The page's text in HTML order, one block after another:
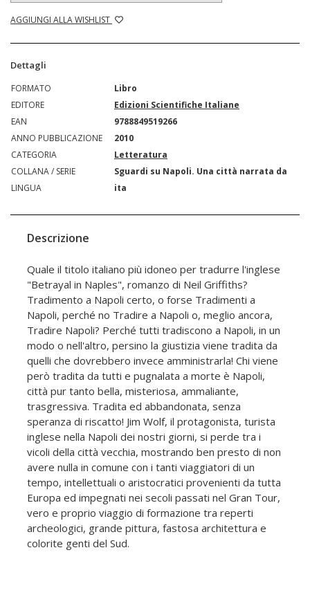
AGGIUNGI ALLA WISHLIST
Dettagli
FORMATO
Libro
EDITORE
Edizioni Scientifiche Italiane
EAN
9788849519266
ANNO PUBBLICAZIONE
2010
CATEGORIA
Letteratura
COLLANA / SERIE
Sguardi su Napoli. Una città narrata da
LINGUA
ita
Descrizione
Quale il titolo italiano più idoneo per tradurre l'inglese
"Betrayal in Naples", romanzo di Neil Griffiths?
Tradimento a Napoli certo, o forse Tradimenti a
Napoli, perché no Tradire a Napoli o, meglio ancora,
Tradire Napoli? Perché tutti tradiscono a Napoli, in un
modo o nell'altro, persino la giustizia viene tradita da
quelli che dovrebbero invece amministrarla! Chi viene
però tradita da tutti e pugnalata a morte è Napoli,
città pur tanto bella, misteriosa, ammaliante,
trasgressiva. Tradita ed abbandonata, senza
speranza di riscatto! Jim Wolf, il protagonista, turista
inglese nella Napoli dei nostri giorni, si perde tra i
vicoli della città vecchia, mostrando ben presto di non
avere nulla in comune con i tanti viaggiatori di un
tempo, intellettuali o aristocratici provenienti da tutta
Europa ed impegnati nei secoli passati nel Gran Tour,
vero e proprio viaggio di formazione tra reperti
archeologici, grande pittura, fastosa architettura e
colorite genti del Sud.